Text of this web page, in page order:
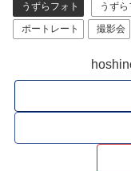
うずらフォト うずら
ポートレート
撮影会